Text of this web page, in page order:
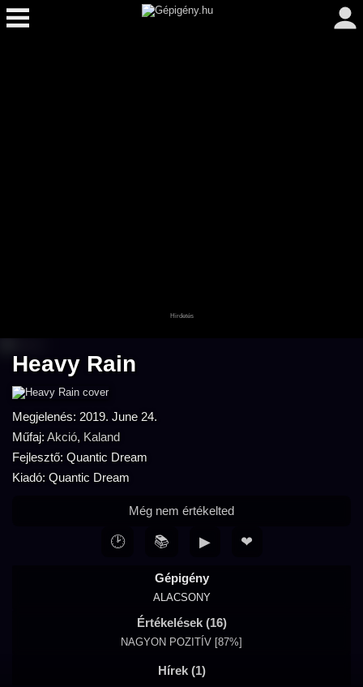
Heavy Rain
Megjelenés: 2019. June 24.
Műfaj: Akció, Kaland
Fejlesztő: Quantic Dream
Kiadó: Quantic Dream
Gépigény
ALACSONY
Értékelések (16)
NAGYON POZITÍV [87%]
Hírek (1)
Még nem értékelted
🕑 📚 ▶ ❤